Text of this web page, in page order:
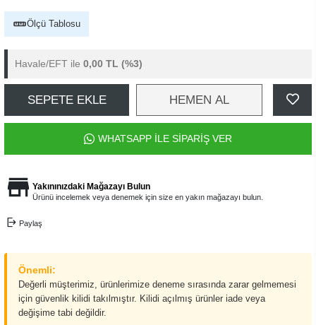
Ölçü Tablosu
Havale/EFT ile 0,00 TL (%3)
SEPETE EKLE HEMEN AL
WHATSAPP İLE SİPARİŞ VER
Yakınınızdaki Mağazayı Bulun
Ürünü incelemek veya denemek için size en yakın mağazayı bulun.
Paylaş
Önemli:
Değerli müşterimiz, ürünlerimize deneme sırasında zarar gelmemesi
için güvenlik kilidi takılmıştır. Kilidi açılmış ürünler iade veya
değişime tabi değildir.